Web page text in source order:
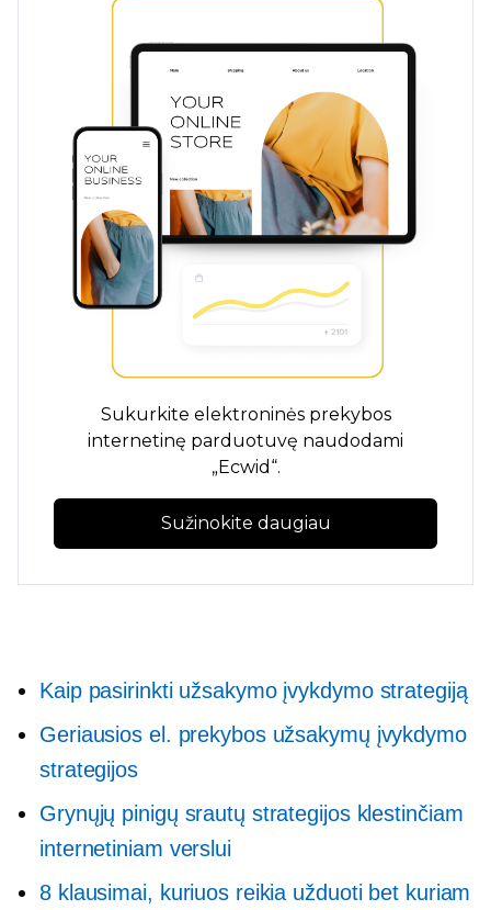
Sukurkite elektroninės prekybos
internetinę parduotuvę naudodami
„Ecwid“.
Sužinokite daugiau
Kaip pasirinkti užsakymo įvykdymo strategiją
Geriausios el. prekybos užsakymų įvykdymo
strategijos
Grynųjų pinigų srautų strategijos klestinčiam
internetiniam verslui
8 klausimai, kuriuos reikia užduoti bet kuriam